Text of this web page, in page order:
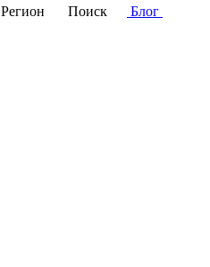
Регион Поиск
Блог